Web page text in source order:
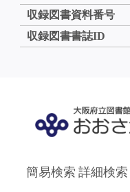
収録図書資料番号
収録図書書誌ID
簡易検索 詳細検索